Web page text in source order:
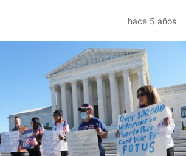
hace 5 años